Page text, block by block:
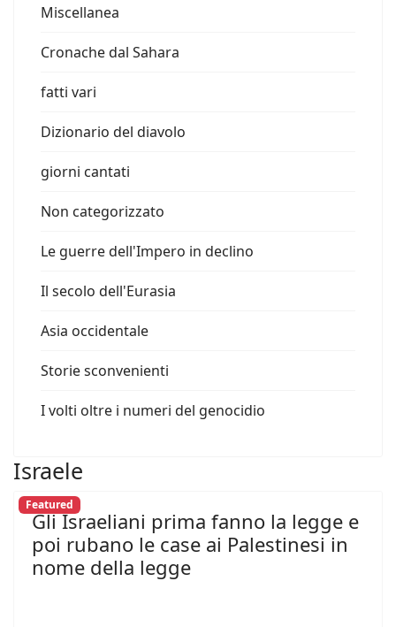
Miscellanea
Cronache dal Sahara
fatti vari
Dizionario del diavolo
giorni cantati
Non categorizzato
Le guerre dell'Impero in declino
Il secolo dell'Eurasia
Asia occidentale
Storie sconvenienti
I volti oltre i numeri del genocidio
Israele
Featured
Gli Israeliani prima fanno la legge e
poi rubano le case ai Palestinesi in
nome della legge